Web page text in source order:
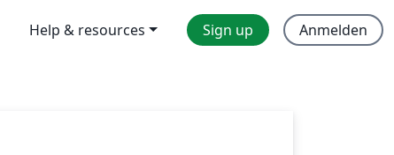
Help & resources Sign up Anmelden